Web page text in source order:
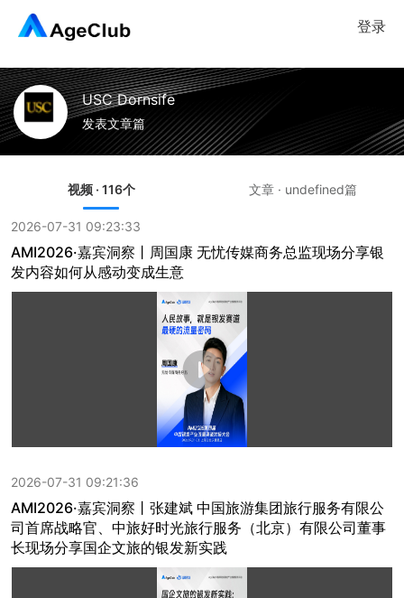
登录
USC Dornsife
发表文章篇
视频 · 116个 文章 · undefined篇
2026-07-31 09:23:33
AMI2026·嘉宾洞察丨周国康 无忧传媒商务总监现场分享银
发内容如何从感动变成生意
2026-07-31 09:21:36
AMI2026·嘉宾洞察丨张建斌 中国旅游集团旅行服务有限公
司首席战略官、中旅好时光旅行服务（北京）有限公司董事
长现场分享国企文旅的银发新实践